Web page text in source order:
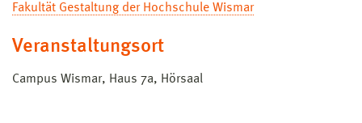
Fakultät Gestaltung der Hochschule Wismar
Veranstaltungsort
Campus Wismar, Haus 7a, Hörsaal